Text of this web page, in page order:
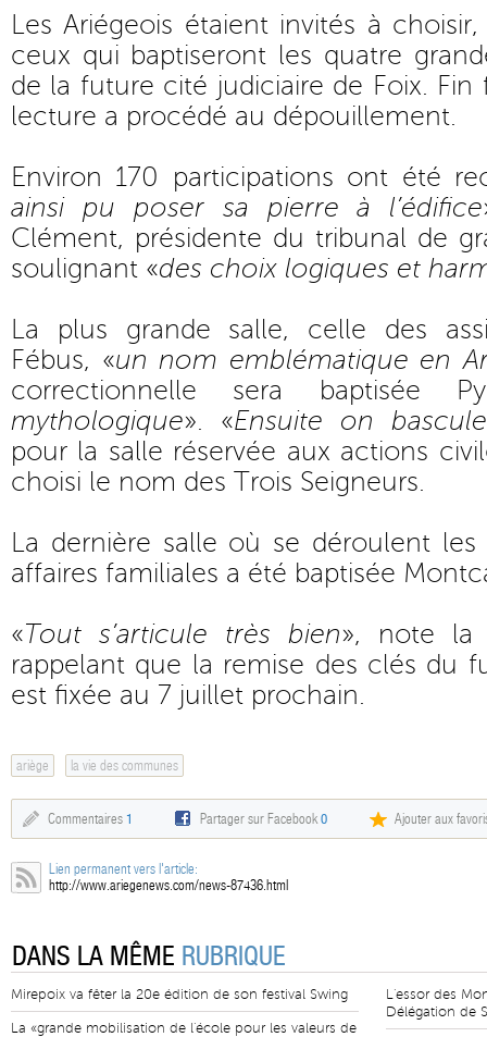
Les Ariégeois étaient invités à
ceux qui baptiseront les quatre
de la future cité judiciaire de Foix.
lecture a procédé au dépouillement.
Environ 170 participations ont été
ainsi pu poser sa pierre à l’édifice
Clément, présidente du tribunal de
soulignant «des choix logiques et
La plus grande salle, celle des
Fébus, «un nom emblématique en
correctionnelle sera baptisée
mythologique». «Ensuite on
pour la salle réservée aux actions
choisi le nom des Trois Seigneurs.
La dernière salle où se déroulent les
affaires familiales a été baptisée
«Tout s’articule très bien», note la
rappelant que la remise des clés du
est fixée au 7 juillet prochain.
ariège la vie des communes
Commentaires 1 Partager sur Facebook0 Ajouter aux
Lien permanent vers l'article:
http://www.ariegenews.com/news-87436.html
DANS LA MÊME RUBRIQUE
Mirepoix va fêter la 20e édition de son festival Swing
La «grande mobilisation de l'école pour les valeurs de
L'essor des
Délégation de